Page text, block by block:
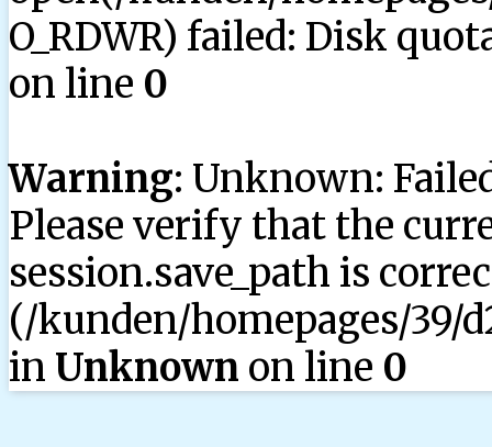
O_RDWR) failed: Disk
on line 0
Warning: Unknown:
Please verify that the
session.save_path is
(/kunden/homepages/39/
in Unknown on line 0